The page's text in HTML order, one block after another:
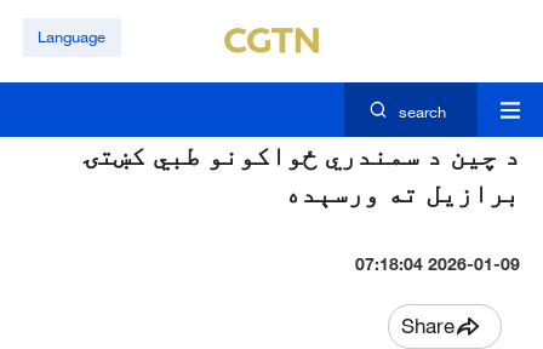
Language
search
د چین د سمندري ځواکونو طبي کښتۍ
برازيل ته ورسېده
2026-01-09 07:18:04
Share